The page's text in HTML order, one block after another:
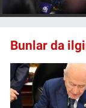
Bunlar da